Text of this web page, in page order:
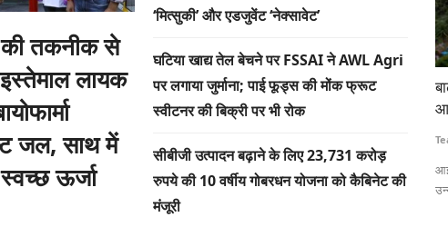
तकनीक से
इस्तेमाल लायक
जल, साथ में
ऊर्जा
‘मित्सुकी’ और एडजुवेंट ‘नेक्सावेट’
घटिया खाद्य तेल बेचने पर FSSAI ने AWL Agri
पर लगाया जुर्माना; पाई फूड्स की मोंक फ्रूट
स्वीटनर की बिक्री पर भी रोक
सीबीजी उत्पादन बढ़ाने के लिए 23,731 करोड़
रुपये की 10 वर्षीय गोबरधन योजना को कैबिनेट की
मंजूरी
लाठीचार्ज-
को लेकर हजारों
बाढ़ की गहराई और जलभराव का सटीक अनुमान लगाएगी
आईआईटी बॉम्बे की एआई आधारित प्रणाली
Team RuralVoice
आईआईटी बॉम्बे के शोधकर्ताओं ने एआई और सैटेलाइट रडार डेटा पर आधारित एक
उन्नत बाढ़...